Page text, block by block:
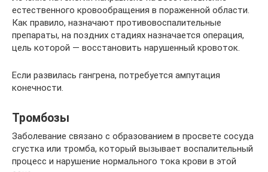
естественного кровообращения в пораженной области.
Как правило, назначают противовоспалительные
препараты, на поздних стадиях назначается операция,
цель которой — восстановить нарушенный кровоток.
Если развилась гангрена, потребуется ампутация
конечности.
Тромбозы
Заболевание связано с образованием в просвете сосуда
сгустка или тромба, который вызывает воспалительный
процесс и нарушение нормального тока крови в этой